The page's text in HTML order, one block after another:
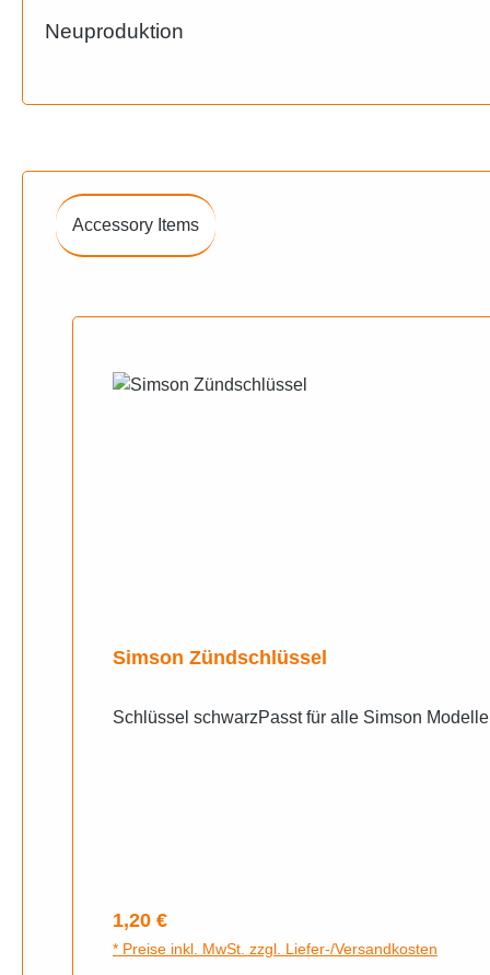
Neuproduktion
Accessory Items
Simson Zündschlüssel
Schlüssel schwarzPasst für alle Simson Modelle
Regulärer Preis:
1,20 €
* Preise inkl. MwSt. zzgl. Liefer-/Versandkosten